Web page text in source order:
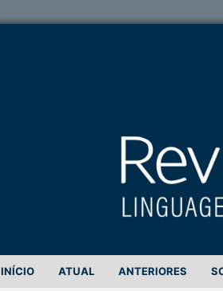
INÍCIO ATUAL ANTERIORES